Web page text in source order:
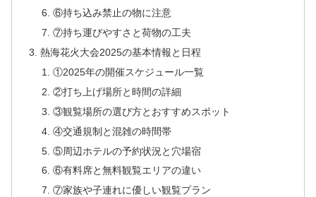
⑥持ち込み禁止の物に注意
⑦持ち運びやすさと荷物の工夫
熱海花火大会2025の基本情報と日程
①2025年の開催スケジュール一覧
②打ち上げ場所と時間の詳細
③観覧場所の選び方とおすすめスポット
④交通規制と混雑の時間帯
⑤周辺ホテルの予約状況と穴場宿
⑥有料席と無料観覧エリアの違い
⑦家族や子連れに優しい観覧プラン